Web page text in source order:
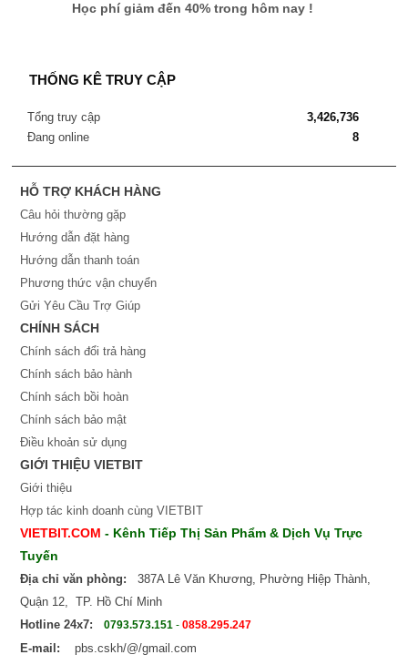
Học phí giảm đến 40% trong hôm nay !
THỐNG KÊ TRUY CẬP
Tổng truy cập
3,426,736
Đang online
8
HỖ TRỢ KHÁCH HÀNG
Câu hỏi thường gặp
Hướng dẫn đặt hàng
Hướng dẫn thanh toán
Phương thức vận chuyển
Gửi Yêu Cầu Trợ Giúp
CHÍNH SÁCH
Chính sách đổi trả hàng
Chính sách bảo hành
Chính sách bồi hoàn
Chính sách bảo mật
Điều khoản sử dụng
GIỚI THIỆU VIETBIT
Giới thiệu
Hợp tác kinh doanh cùng VIETBIT
VIETBIT.COM - Kênh Tiếp Thị Sản Phẩm & Dịch Vụ Trực
Tuyến
Địa chỉ văn phòng: 387A Lê Văn Khương, Phường Hiệp Thành,
Quận 12, TP. Hồ Chí Minh
Hotline 24x7:
0793.573.151- 0858.295.247
E-mail: pbs.cskh/@/gmail.com